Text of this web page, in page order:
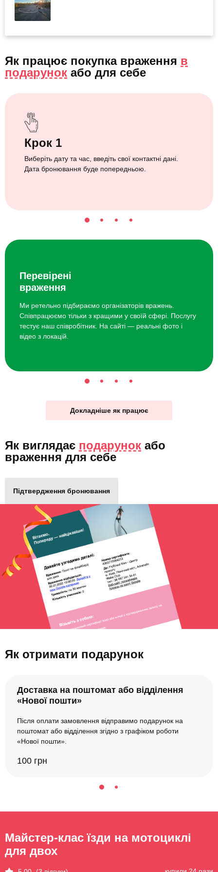
Як працює покупка враження в
подарунок або для себе
Крок 1
Виберіть дату та час, введіть свої контактні дані.
Дата бронювання буде попередньою.
Перевірені
враження
Ми ретельно підбираємо організаторів вражень.
Співпрацюємо тільки з кращими у своїй сфері. Послугу
тестує наш співробітник. На сайті — реальні фото і
відео з локацій.
Докладніше як працює
Як виглядає подарунок або
враження для себе
Підтвердження бронювання
Як отримати подарунок
Доставка на поштомат або відділення
«Нової пошти»
Після оплати замовлення відправимо подарунок на
поштомат або відділення згідно з графіком роботи
«Нової пошти».
100 грн
Майстер-клас їзди на мотоциклі
для двох